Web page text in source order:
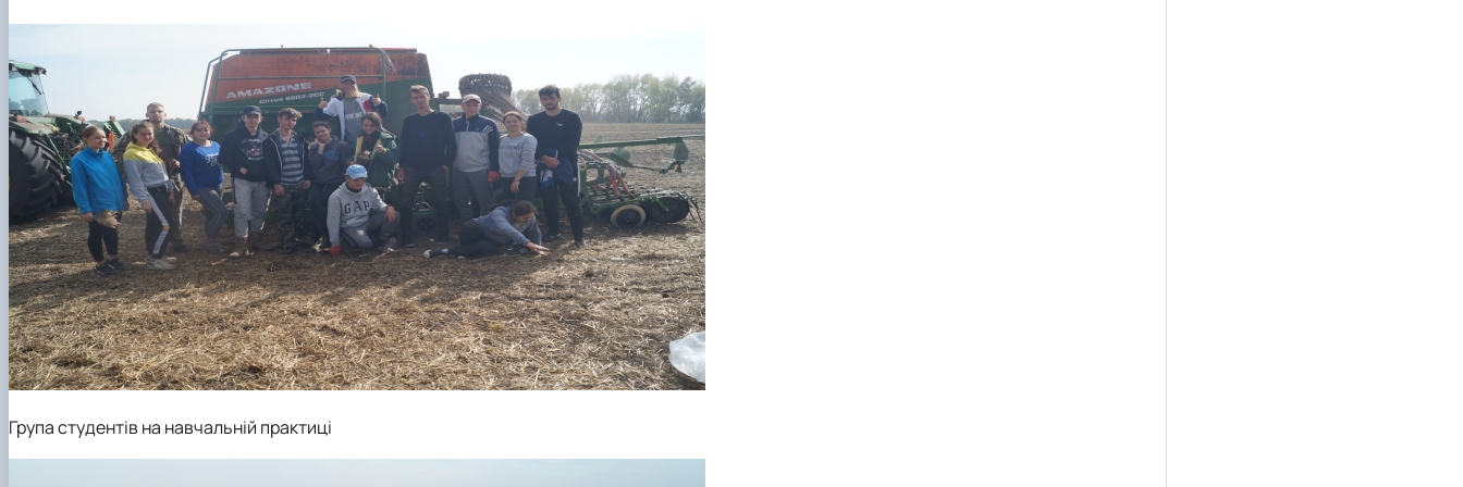
Кафедра овочівництва і закритого грунту
Кафедра рослинництва
Кафедра садівництва ім. проф. В.Л. Симиренка
Кафедра технології зберігання, переробки та стандартизації продукції рослинницт…
Вчена рада агробіологічного факультету
Колегіальні органи
Група студентів на навчальній практиці